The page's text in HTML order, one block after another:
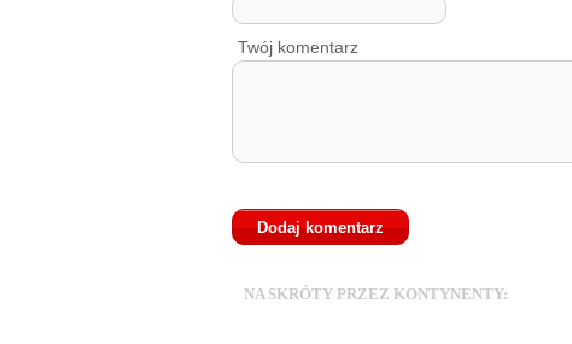
Twój komentarz
NA SKRÓTY PRZEZ KONTYNENTY: